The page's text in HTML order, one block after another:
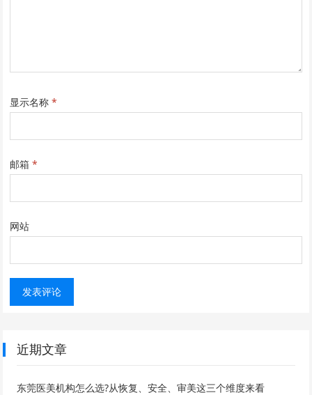
显示名称*
邮箱*
网站
近期文章
东莞医美机构怎么选?从恢复、安全、审美这三个维度来看